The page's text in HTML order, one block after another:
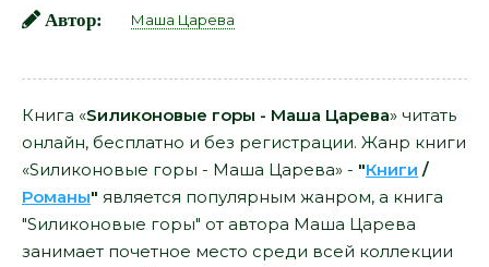
Автор: Маша Царева
Книга «Sиликоновые горы - Маша Царева» читать
онлайн, бесплатно и без регистрации. Жанр книги
«Sиликоновые горы - Маша Царева» - "Книги /
Романы" является популярным жанром, а книга
"Sиликоновые горы" от автора Маша Царева
занимает почетное место среди всей коллекции